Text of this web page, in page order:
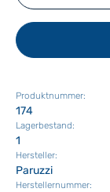
Produktnummer:
174
Lagerbestand:
1
Hersteller:
Paruzzi
Herstellernummer: